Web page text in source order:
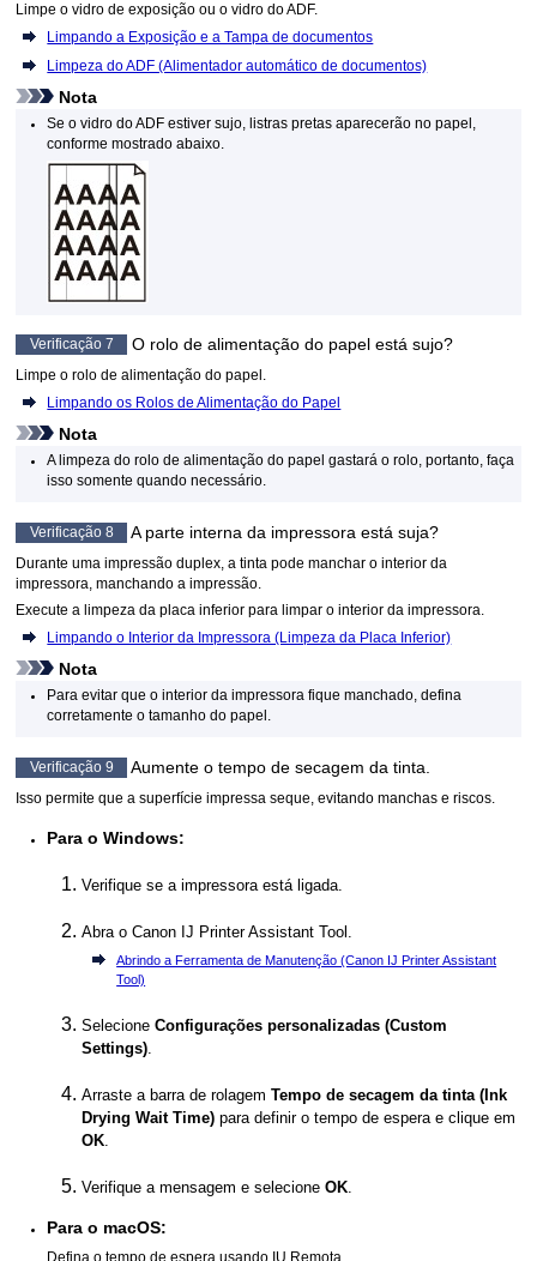
Limpe ovidro de exposição ou o vidro doADF.
Limpando a Exposição e a Tampa de documentos
Limpeza do ADF (Alimentador automático de documentos)
Nota
Se o vidro doADF estiver sujo, listras pretas aparecerão no papel,
conforme mostrado abaixo.
Verificação 7 O rolo de alimentação do papel está sujo?
Limpe orolo de alimentação do papel
Limpando os Rolos de Alimentação do Papel
Nota
A limpeza dorolo de alimentação do papel gastará o rolo, portanto, faça
isso somente quando necessário.
Verificação 8 A parte interna da impressora está suja?
Durante uma impressão duplex, a tinta pode manchar o interior da
impressora , manchando a impressão.
Execute a limpeza da placa inferior para limpar o interior daimpressora.
Limpando o Interior da Impressora (Limpeza da Placa Inferior)
Nota
Para evitar que o interior daimpressora fique manchado, defina
corretamente o tamanho do papel.
Verificação 9 Aumente o tempo de secagem da tinta.
Isso permite que a superfície impressa seque, evitando manchas e riscos.
Para oWindows:
Verifique se aimpressora está ligada.
Abra oCanon IJ Printer Assistant Tool
Abrindo a Ferramenta de Manutenção (Canon IJ Printer Assistant
Tool)
SelecioneConfigurações personalizadas (Custom
Settings)
Arraste a barra de rolagemTempo de secagem da tinta (Ink
Drying Wait Time) para definir o tempo de espera e clique em
OK
Verifique a mensagem e selecioneOK
Para o macOS:
Defina o tempo de espera usando IU Remota